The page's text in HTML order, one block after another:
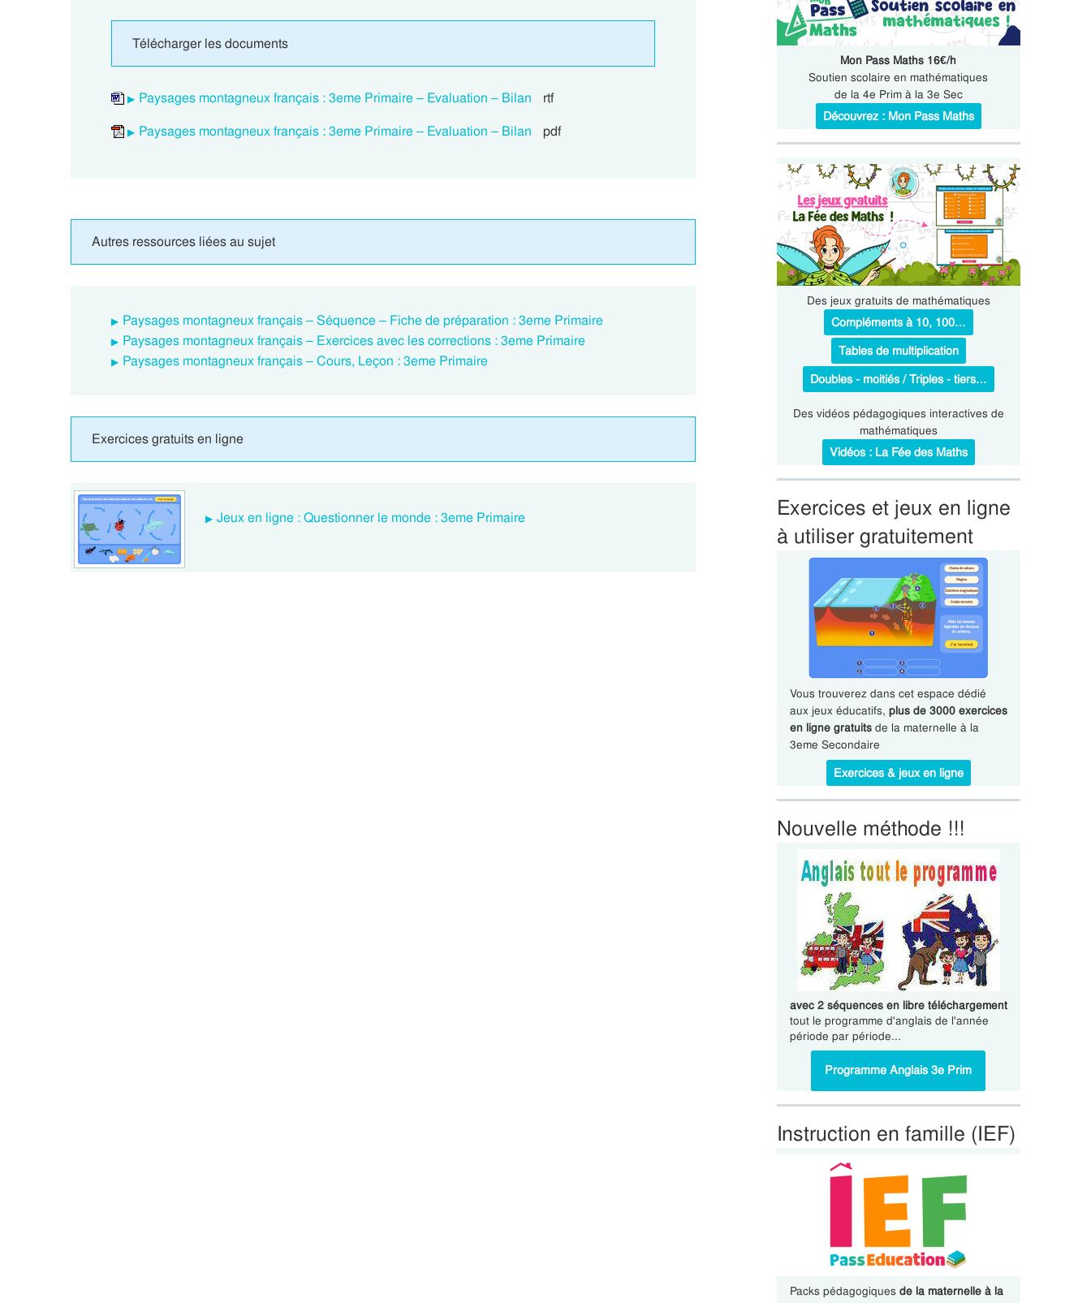
Télécharger les documents
Paysages montagneux français : 3eme Primaire – Evaluation – Bilan
rtf
Paysages montagneux français : 3eme Primaire – Evaluation – Bilan
pdf
Autres ressources liées au sujet
Paysages montagneux français – Séquence – Fiche de préparation : 3eme Primaire
Paysages montagneux français – Exercices avec les corrections : 3eme Primaire
Paysages montagneux français – Cours, Leçon : 3eme Primaire
Exercices gratuits en ligne
Jeux en ligne : Questionner le monde : 3eme Primaire
Mon Pass Maths 16€/h
Soutien scolaire en mathématiques
de la 4e Prim à la 3e Sec
Découvrez : Mon Pass Maths
Des jeux gratuits de mathématiques
Compléments à 10, 100…
Tables de multiplication
Doubles - moitiés / Triples - tiers…
Des vidéos pédagogiques interactives de
mathématiques
Vidéos : La Fée des Maths
Exercices et jeux en ligne
à utiliser gratuitement
Vous trouverez dans cet espace dédié
aux jeux éducatifs, plus de 3000 exercices
en ligne gratuitsde la maternelle à la
3eme Secondaire
Exercices & jeux en ligne
Nouvelle méthode !!!
avec 2 séquences en libre téléchargement
tout le programme d'anglais de l'année
période par période...
Programme Anglais 3e Prim
Instruction en famille (IEF)
Packs pédagogiques de la maternelle à la